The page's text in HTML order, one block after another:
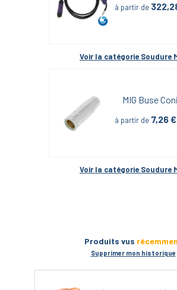
à partir de
Voir la catégorie Soudure
MIG Buse
à partir de 7,26 €
Voir la catégorie Soudure
Produits vus
Supprimer mon historique